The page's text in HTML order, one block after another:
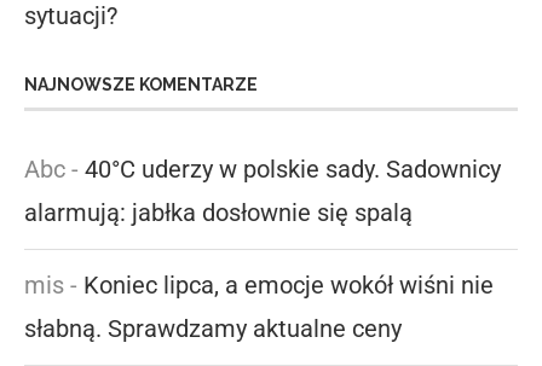
sytuacji?
NAJNOWSZE KOMENTARZE
Abc - 40°C uderzy w polskie sady. Sadownicy
alarmują: jabłka dosłownie się spalą
mis - Koniec lipca, a emocje wokół wiśni nie
słabną. Sprawdzamy aktualne ceny